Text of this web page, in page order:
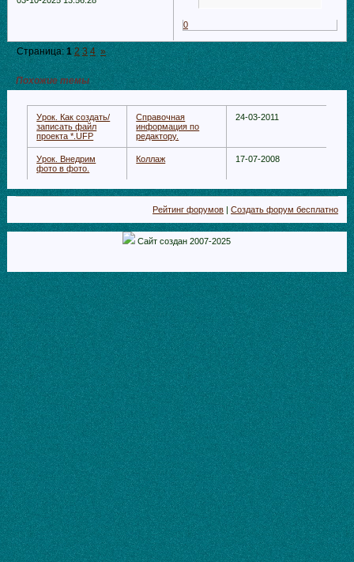
0
Страница:1 2 3 4 »
Похожие темы
Урок. Как создать/
записать файл
проекта *.UFP
Справочная
информация по
редактору.
24-03-2011
Урок. Внедрим
фото в фото.
Коллаж 17-07-2008
Рейтинг форумов |Создать форум бесплатно
Сайт создан 2007-2025